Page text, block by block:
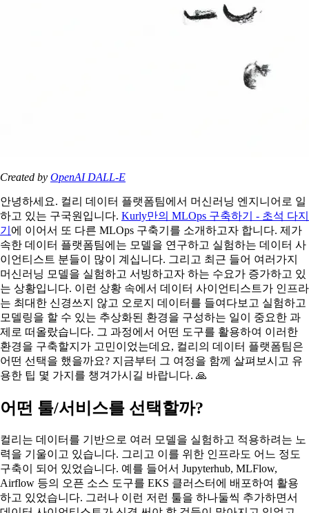
Created by OpenAI DALL-E
안녕하세요. 컬리 데이터 플랫폼팀에서 머신러닝 엔지니어로 일
하고 있는 구국원입니다. Kurly만의 MLOps 구축하기 - 초석 다지
기 에 이어서 또 다른 MLOps 구축기를 소개하고자 합니다. 제가
속한 데이터 플랫폼팀에는 모델을 연구하고 실험하는 데이터 사
이언티스트 분들이 많이 계십니다. 그리고 최근 들어 여러가지
머신러닝 모델을 실험하고 서빙하고자 하는 수요가 증가하고 있
는 상황입니다. 이런 상황 속에서 데이터 사이언티스트가 인프라
는 최대한 신경쓰지 않고 오로지 데이터를 들여다보고 실험하고
모델링을 할 수 있는 추상화된 환경을 구성하는 일이 중요한 과
제로 떠올랐습니다. 그 과정에서 어떤 도구를 활용하여 이러한
환경을 구축할지가 고민이었는데요, 컬리의 데이터 플랫폼팀은
어떤 선택을 했을까요? 지금부터 그 여정을 함께 살펴보시고 유
용한 팁 몇 가지를 챙겨가시길 바랍니다. 🙏
어떤 툴/서비스를 선택할까?
컬리는 데이터를 기반으로 여러 모델을 실험하고 적용하려는 노
력을 기울이고 있습니다. 그리고 이를 위한 인프라도 어느 정도
구축이 되어 있었습니다. 예를 들어서 Jupyterhub, MLFlow,
Airflow 등의 오픈 소스 도구를 EKS 클러스터에 배포하여 활용
하고 있었습니다. 그러나 이런 저런 툴을 하나둘씩 추가하면서